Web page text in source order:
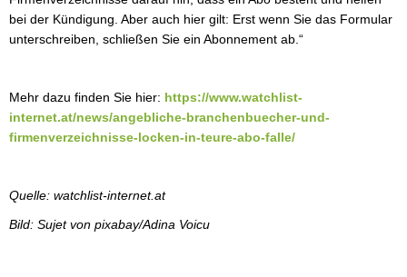
bei der Kündigung. Aber auch hier gilt: Erst wenn Sie das Formular
unterschreiben, schließen Sie ein Abonnement ab.“
Mehr dazu finden Sie hier: https://www.watchlist-
internet.at/news/angebliche-branchenbuecher-und-
firmenverzeichnisse-locken-in-teure-abo-falle/
Quelle: watchlist-internet.at
Bild: Sujet von pixabay/Adina Voicu